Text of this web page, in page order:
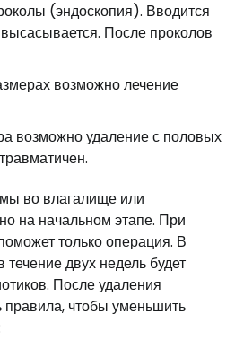
(эндоскопия). Вводится
После проколов
возможно лечение
возможно удаление с половых
во влагалище или
на начальном этапе. При
только операция. В
двух недель будет
После удаления
чтобы уменьшить